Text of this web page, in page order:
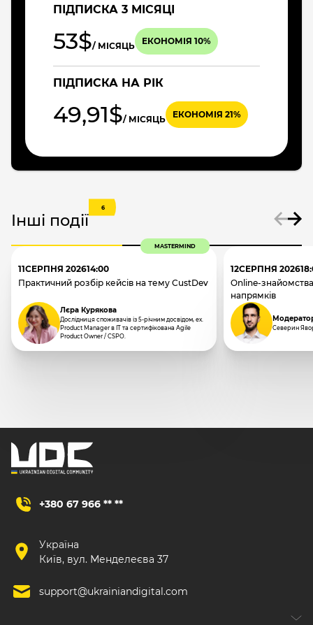
ПІДПИСКА 3 МІСЯЦІ
53$/ МІСЯЦЬ ЕКОНОМІЯ 10%
ПІДПИСКА НА РІК
49,91$/ МІСЯЦЬ ЕКОНОМІЯ 21%
Інші події
6
MASTERMIND
11СЕРПНЯ 202614:00
Практичний розбір кейсів на тему CustDev
Лєра Курякова
Дослідниця споживачів із 5-річним досвідом, ex.
Product Manager в IT та сертифікована Agile
Product Owner / CSPO.
12СЕРПНЯ 2026
Online-
напрямків
Северин
+380 67 966 ** **
Україна
Київ, вул. Менделеєва 37
support@ukrainiandigital.com